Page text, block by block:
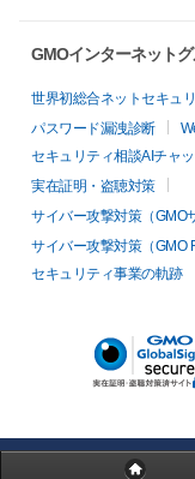
GMOインターネット
世界初総合ネットセキュ
パスワード漏洩診断
セキュリティ相談AIチャ
実在証明・盗聴対策
サイバー攻撃対策（GMO
サイバー攻撃対策（GMO
セキュリティ事業の軌跡